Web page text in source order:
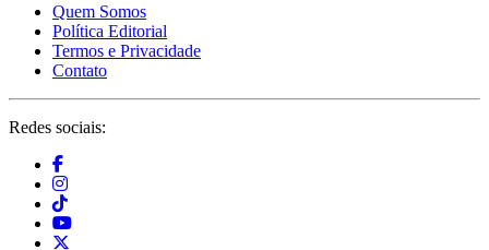
Quem Somos
Política Editorial
Termos e Privacidade
Contato
Redes sociais: